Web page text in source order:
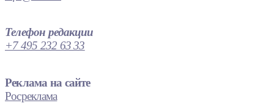
Телефон редакции
+7 495 232 63 33
Реклама на сайте
Росреклама